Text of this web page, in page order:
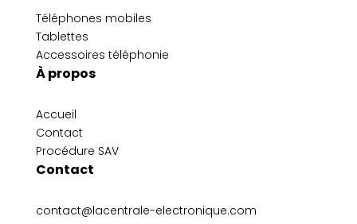
Téléphones mobiles
Tablettes
Accessoires téléphonie
À propos
Accueil
Contact
Procédure SAV
Contact
contact@lacentrale-electronique.com